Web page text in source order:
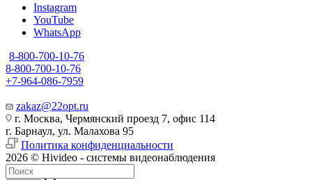
Instagram
YouTube
WhatsApp
8-800-700-10-76
8-800-700-10-76
+7-964-086-7959
zakaz@22opt.ru
г. Москва, Чермянский проезд 7, офис 114
г. Барнаул, ул. Малахова 95
Политика конфиденциальности
2026 © Hivideo - системы видеонаблюдения